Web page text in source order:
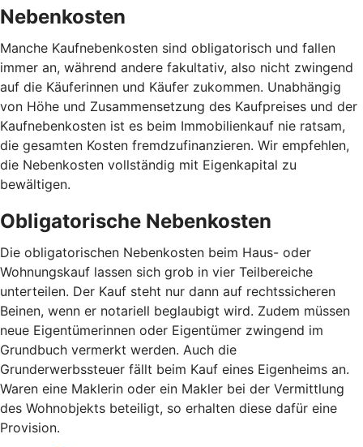
Nebenkosten
Manche Kaufnebenkosten sind obligatorisch und fallen
immer an, während andere fakultativ, also nicht zwingend
auf die Käuferinnen und Käufer zukommen. Unabhängig
von Höhe und Zusammensetzung des Kaufpreises und der
Kaufnebenkosten ist es beim Immobilienkauf nie ratsam,
die gesamten Kosten fremdzufinanzieren. Wir empfehlen,
die Nebenkosten vollständig mit Eigenkapital zu
bewältigen.
Obligatorische Nebenkosten
Die obligatorischen Nebenkosten beim Haus- oder
Wohnungskauf lassen sich grob in vier Teilbereiche
unterteilen. Der Kauf steht nur dann auf rechtssicheren
Beinen, wenn er notariell beglaubigt wird. Zudem müssen
neue Eigentümerinnen oder Eigentümer zwingend im
Grundbuch vermerkt werden. Auch die
Grunderwerbssteuer fällt beim Kauf eines Eigenheims an.
Waren eine Maklerin oder ein Makler bei der Vermittlung
des Wohnobjekts beteiligt, so erhalten diese dafür eine
Provision.